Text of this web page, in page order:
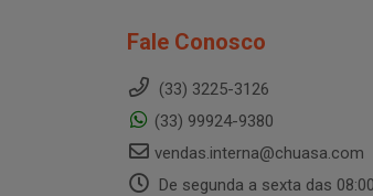
Fale Conosco
(33) 3225-3126
(33) 99924-9380
vendas.interna@chuasa.com
De segunda a sexta das